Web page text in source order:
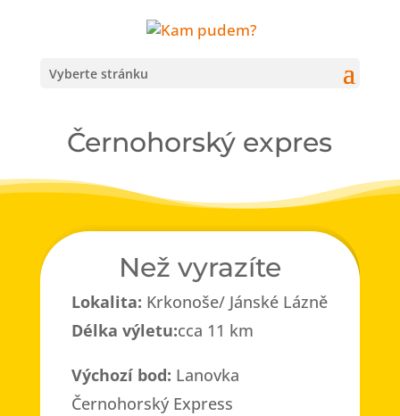
Vyberte stránku
Černohorský expres
Než vyrazíte
Lokalita: Krkonoše/ Jánské Lázně
Délka výletu:cca 11 km
Výchozí bod: Lanovka
Černohorský Express